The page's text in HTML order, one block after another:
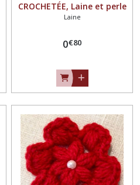
CROCHETÉE, Laine et perle
nacrée / VERT PRÉ ** 4,5 / 5
ou à coller, vendu à l'unité -
Laine
0€80